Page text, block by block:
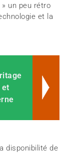
un peu rétro
et la
et
disponibilité de